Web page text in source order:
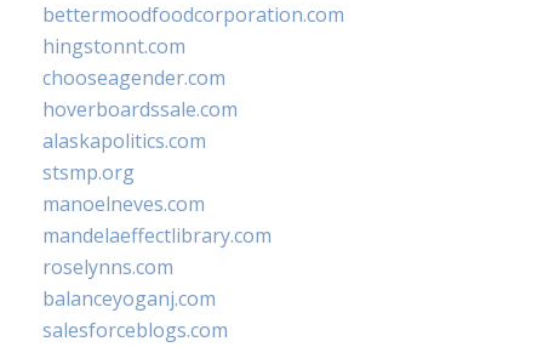
bettermoodfoodcorporation.com
hingstonnt.com
chooseagender.com
hoverboardssale.com
alaskapolitics.com
stsmp.org
manoelneves.com
mandelaeffectlibrary.com
roselynns.com
balanceyoganj.com
salesforceblogs.com